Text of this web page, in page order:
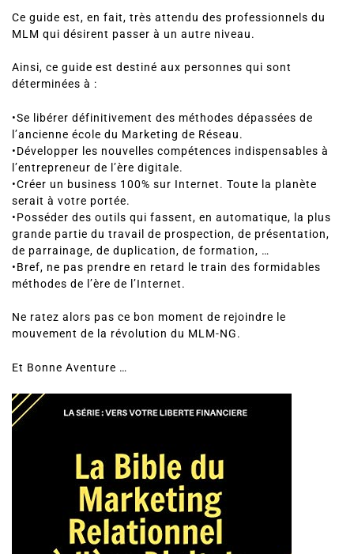
MLM qui désirent passer à un autre niveau.
déterminées à :
l’ancienne école du Marketing de Réseau.
•Développer les nouvelles compétences indispensables à
l’entrepreneur de l’ère digitale.
•Créer un business 100% sur Internet. Toute la planète
serait à votre portée.
•Posséder des outils qui fassent, en automatique, la plus
grande partie du travail de prospection, de présentation,
de parrainage, de duplication, de formation, …
•Bref, ne pas prendre en retard le train des formidables
méthodes de l’ère de l’Internet.
mouvement de la révolution du MLM-NG.